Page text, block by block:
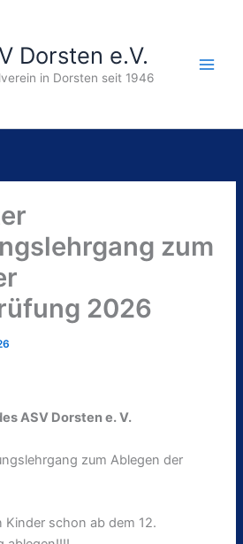
Dorsten e.V.
in Dorsten seit 1946
zum
2026
ASV Dorsten e. V.
zum Ablegen der
Kinder schon ab dem 12.